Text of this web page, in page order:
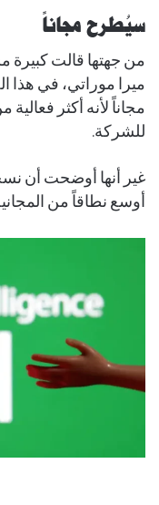
سيُطرح مجاناً
من جهتها قالت كبيرة
ميرا موراتي، في هذا
مجاناً لأنه أكثر
للشركة.
أوسع نطاقاً من